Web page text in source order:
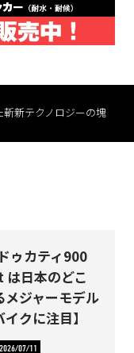
斬新テクノロジーの塊
ゥカティ900
日本のどこ
メジャーモデル
クに注目】
2026/07/11